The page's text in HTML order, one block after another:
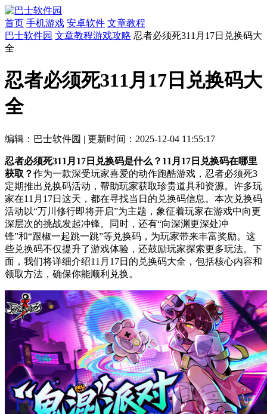
首页 手机游戏 安卓软件 文章教程
巴士软件园 文章教程游戏攻略 忍者必须死311月17日兑换码大
全
忍者必须死311月17日兑换码大
全
编辑：巴士软件园 | 更新时间：2025-12-04 11:55:17
忍者必须死311月17日兑换码是什么？11月17日兑换码在哪里
获取？作为一款深受玩家喜爱的动作跑酷游戏，忍者必须死3
定期推出兑换码活动，帮助玩家获取珍贵道具和资源。许多玩
家在11月17日这天，都在寻找当日的兑换码信息。本次兑换码
活动以“万川修行即将开启”为主题，象征着玩家在游戏中向更
深层次的挑战发起冲锋。同时，还有“向深渊更深处冲
锋”和“跟椒一起跳一跳”等兑换码，为玩家带来丰富奖励。这
些兑换码不仅提升了游戏体验，还鼓励玩家探索更多玩法。下
面，我们将详细介绍11月17日的兑换码大全，包括核心内容和
领取方法，确保你能顺利兑换。